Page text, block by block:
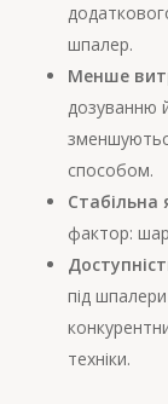
шпалер.
Менше
дозуванню
способом.
Стабільна
фактор:
під
техніки.